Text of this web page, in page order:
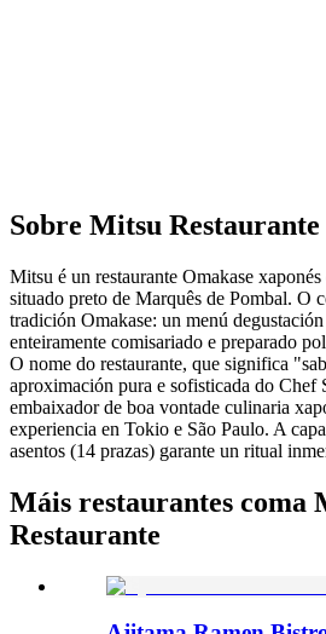
Sobre Mitsu Restaurante
Mitsu é un restaurante Omakase
situado preto de Marquês de Pombal. O
tradición Omakase: un menú
enteiramente comisariado e preparado
O nome do restaurante, que significa
aproximación pura e sofisticada do
embaixador de boa vontade culinaria
experiencia en Tokio e São Paulo. A
asentos (14 prazas) garante un ritual
Máis restaurantes coma
Restaurante